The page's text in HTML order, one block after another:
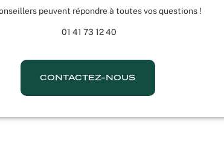
peuvent répondre à toutes vos questions !
01 41 73 12 40
CONTACTEZ-NOUS